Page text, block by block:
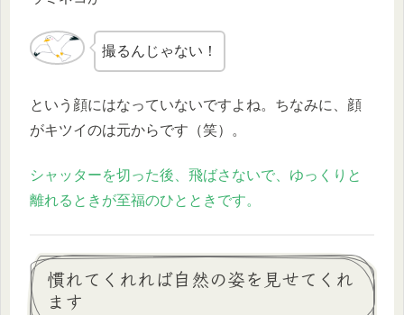
撮るんじゃない！
という顔にはなっていないですよね。ちなみに、顔
がキツイのは元からです（笑）。
シャッターを切った後、飛ばさないで、ゆっくりと
離れるときが至福のひとときです。
慣れてくれれば自然の姿を見せてくれ
ます